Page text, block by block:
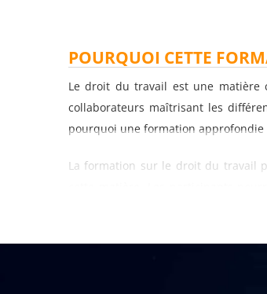
POURQUOI CETTE
Le droit du travail est une matière
collaborateurs maîtrisant les
pourquoi une formation
La formation sur le droit du travail
droit du travail, les obligations de